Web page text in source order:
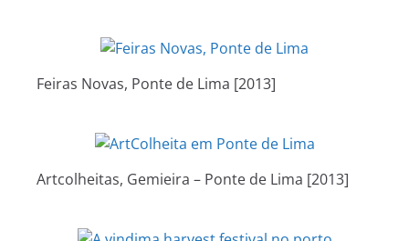
Feiras Novas, Ponte de Lima [2013]
Artcolheitas, Gemieira – Ponte de Lima [2013]